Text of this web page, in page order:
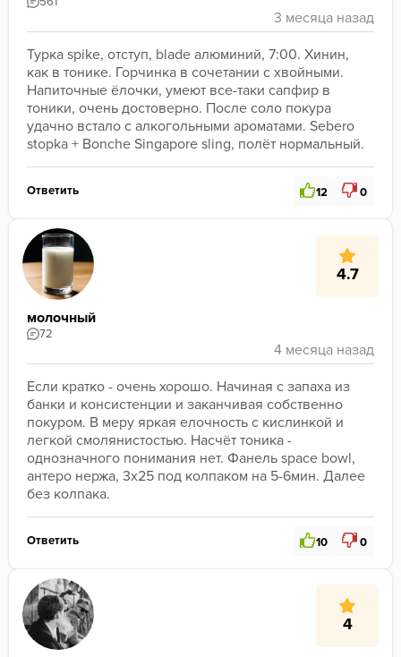
Турка spike, отступ, blade алюминий, 7:00. Хинин,
как в тонике. Горчинка в сочетании с хвойными.
Напиточные ëлочки, умеют все-таки сапфир в
тоники, очень достоверно. После соло покура
удачно встало с алкогольными ароматами. Sebero
stopka + Bonche Singapore sling, полёт нормальный.
Ответить 12 0
4.7
молочный
72
Если кратко - очень хорошо. Начиная с запаха из
банки и консистенции и заканчивая собственно
покуром. В меру яркая елочность с кислинкой и
легкой смолянистостью. Насчёт тоника -
однозначного понимания нет. Фанель space bowl,
антеро нержа, 3x25 под колпаком на 5-6мин. Далее
без колпака.
Ответить 10 0
4